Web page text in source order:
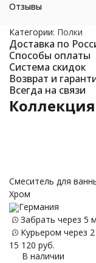
Отзывы
Категории: Полки
Доставка по
Способы оплаты
Система скидок
Возврат и
Всегда на связи
Коллекция
Смеситель для
Хром
Германия
Забрать через 5
Курьером через 2
15 120 руб.
В наличии